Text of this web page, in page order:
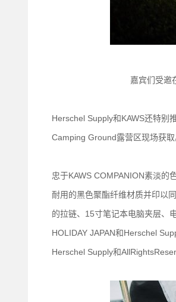
嘉宾们受邀
Herschel Supply和KAWS还特别
Camping Ground露营区现场获取
忠于KAWS COMPANION素淡的
耐用的黑色聚酯纤维材质并印以
的拉链、15寸笔记本电脑夹层、
HOLIDAY JAPAN和Herschel
Herschel Supply和